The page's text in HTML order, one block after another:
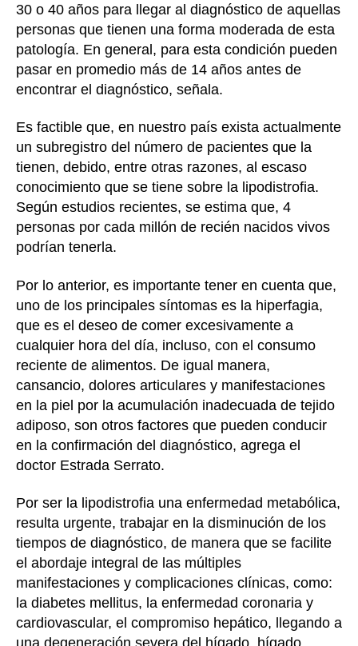
30 o 40 años para llegar al diagnóstico de aquellas
personas que tienen una forma moderada de esta
patología. En general, para esta condición pueden
pasar en promedio más de 14 años antes de
encontrar el diagnóstico, señala.
Es factible que, en nuestro país exista actualmente
un subregistro del número de pacientes que la
tienen, debido, entre otras razones, al escaso
conocimiento que se tiene sobre la lipodistrofia.
Según estudios recientes, se estima que, 4
personas por cada millón de recién nacidos vivos
podrían tenerla.
Por lo anterior, es importante tener en cuenta que,
uno de los principales síntomas es la hiperfagia,
que es el deseo de comer excesivamente a
cualquier hora del día, incluso, con el consumo
reciente de alimentos. De igual manera,
cansancio, dolores articulares y manifestaciones
en la piel por la acumulación inadecuada de tejido
adiposo, son otros factores que pueden conducir
en la confirmación del diagnóstico, agrega el
doctor Estrada Serrato.
Por ser la lipodistrofia una enfermedad metabólica,
resulta urgente, trabajar en la disminución de los
tiempos de diagnóstico, de manera que se facilite
el abordaje integral de las múltiples
manifestaciones y complicaciones clínicas, como:
la diabetes mellitus, la enfermedad coronaria y
cardiovascular, el compromiso hepático, llegando a